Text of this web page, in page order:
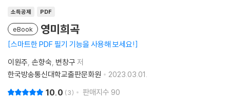
소득공제 PDF
eBook 영미희곡
스마트한 PDF 필기 기능을 사용해 보세요!
이원주 손향숙 변창구 저
한국방송통신대학교출판문화원
2023.03.01.
10.0 3 판매지수 90